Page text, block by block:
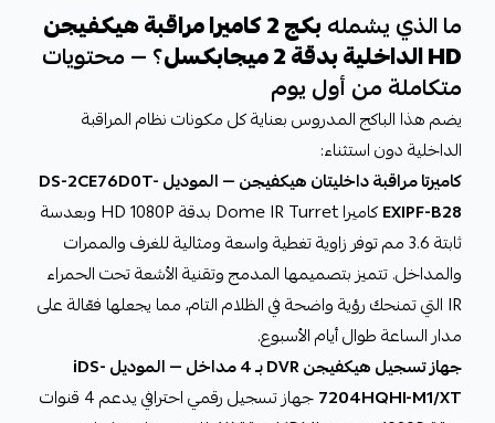
ما الذي يشمله بكج 2 كاميرا مراقبة هيكفيجن
HD الداخلية بدقة 2 ميجابكسل ؟ — محتويات
متكاملة من أول يوم
يضم هذا الباكج المدروس بعناية كل مكونات نظام المراقبة
الداخلية دون استثناء:
كاميرتا مراقبة داخليتان هيكفيجن — الموديل DS-2CE76D0T-
EXIPF-B28
كاميرا Dome IR Turret بدقة HD 1080P وبعدسة
ثابتة 3.6 مم توفر زاوية تغطية واسعة ومثالية للغرف والممرات
والمداخل. تتميز بتصميمها المدمج وتقنية الأشعة تحت الحمراء
IR التي تمنحك رؤية واضحة في الظلام التام، مما يجعلها فعّالة على
مدار الساعة طوال أيام الأسبوع.
جهاز تسجيل هيكفيجن DVR بـ 4 مداخل — الموديل iDS-
7204HQHI-M1/XT
جهاز تسجيل رقمي احترافي يدعم 4 قنوات